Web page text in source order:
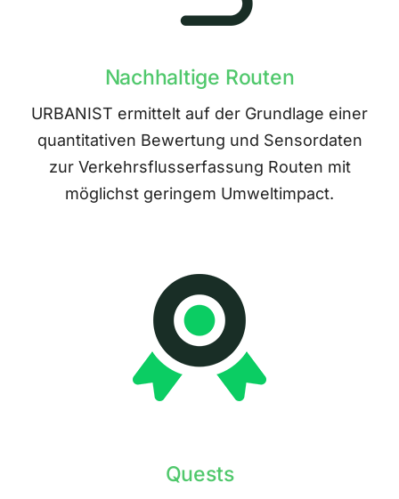
Nachhaltige Routen
URBANIST ermittelt auf der Grundlage einer
quantitativen Bewertung und Sensordaten
zur Verkehrsflusserfassung Routen mit
möglichst geringem Umweltimpact.
Quests